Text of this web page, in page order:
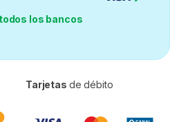
los bancos
Tarjetas de débito